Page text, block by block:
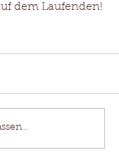
dem Laufenden!